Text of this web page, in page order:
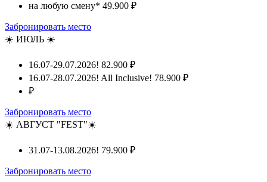
на любую смену* 49.900 ₽
Забронировать место
☀️ ИЮЛЬ ☀️
16.07-29.07.2026! 82.900 ₽
16.07-28.07.2026! All Inclusive! 78.900 ₽
₽
Забронировать место
☀️ АВГУСТ "FEST"☀️
31.07-13.08.2026! 79.900 ₽
Забронировать место